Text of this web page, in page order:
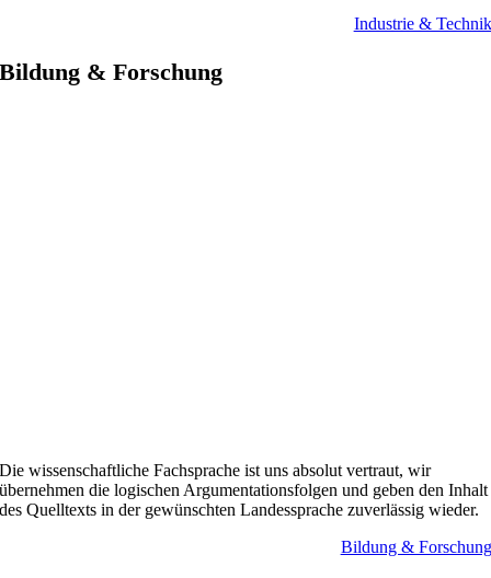
Industrie & Technik
Bildung & Forschung
Die wissenschaftliche Fachsprache ist uns absolut vertraut, wir
übernehmen die logischen Argumentationsfolgen und geben den Inhalt
des Quelltexts in der gewünschten Landessprache zuverlässig wieder.
Bildung & Forschung